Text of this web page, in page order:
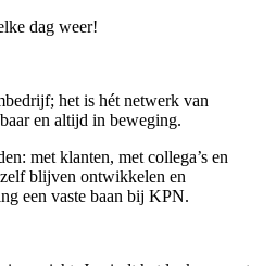
dag weer!
het is hét netwerk van
en altijd in beweging.
met klanten, met collega’s en
blijven ontwikkelen en
een vaste baan bij KPN.